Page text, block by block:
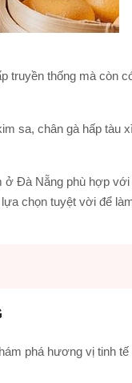
truyền thống mà còn
sa, chân gà hấp tàu
ở Đà Nẵng phù hợp
chọn tuyệt vời để
phá hương vị tinh tế